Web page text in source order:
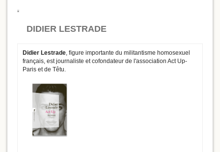
DIDIER LESTRADE
Didier Lestrade, ﬁgure importante du militantisme homosexuel
français, est journaliste et cofondateur de l'association Act Up-
Paris et de Têtu.